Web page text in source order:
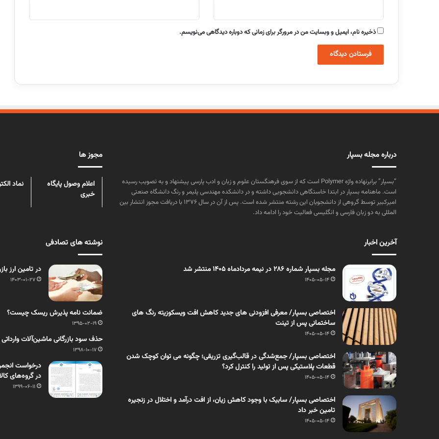
ذخیره نام، ایمیل و وبسایت من در مرورگر برای زمانی که دوباره دیدگاهی می‌نویسم.
درباره مجله بسپار
“بسپار” برابرنهاده واژه Polymer است که از سوی فرهنگستان علوم و زبان و ادب پارسی پیشنهاد و به تصویب رسیده
است. ماهنامه بسپار در ابتدا خاستگاهی دانشجویی داشته و در دانشکده مهندسی پلیمر و رنگ دانشگاه صنعتی
امیرکبیر توسط گروهی از دانشجویان این رشته منتشر شده است. پس از آن در سال ۱۳۷۶ با دریافت مجوز انتشار بین
المللی به دو زبان فارسی و انگلیسی فعالیت خود را ادامه داد.
مجوز ها
اعلام وصول پایگاه
خبری
نماد
آخرین اخبار
مجله بسپار شماره 286 در نیمه مردادماه 1405 منتشر شد
1405-05-14
اختصاصی بسپار/ معرفی افزودنی های جدید کاهش افت ویسکوزیته رنگ های
ساختمانی پس از تینت
1405-05-14
اختصاصی بسپار/ جمع‌شدگی در قالب‌گیری تزریقی؛ چگونه می توان کوچک شدن
قطعات پلاستیکی پس از تولید را کنترل کرد؟
1405-05-14
اختصاصی بسپار/ سابیک با وجود کاهش زیان، از افت درآمد و اختلال در زنجیره
تامین خبر داد
1405-05-14
نوشته های تصادفی
در تامین ارز
1403-01-27
ضمانت نامه پذیرش ریسک چیست؟
1395-02-19
حذف سود بازرگانی ماشین‌آلات
1398-10-17
درخواست
در گروه‌های
1399-06-11